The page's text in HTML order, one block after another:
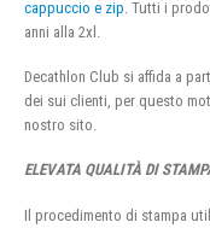
cappuccio e zip . Tutti i
anni alla 2xl.
Decathlon Club si affida a
dei sui clienti, per questo
nostro sito.
ELEVATA QUALITÀ DI
Il procedimento di stampa